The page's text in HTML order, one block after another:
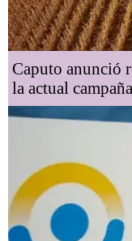
Caputo anunció
la actual campaña